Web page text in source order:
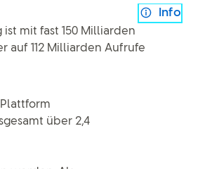
Info
mit fast 150 Milliarden
auf 112 Milliarden Aufrufe
über 2,4